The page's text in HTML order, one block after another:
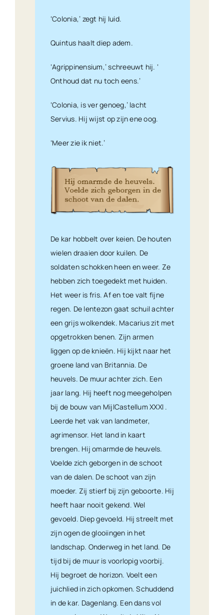
‘Colonia,’ zegt hij luid.
Quintus haalt diep adem.
‘Agrippinensium,’ schreeuwt hij. ‘
Onthoud dat nu toch eens.’
‘Colonia, is ver genoeg,’ lacht
Servius. Hij wijst op zijn ene oog.
‘Meer zie ik niet.’
De kar hobbelt over keien. De houten
wielen draaien door kuilen. De
soldaten schokken heen en weer. Ze
hebben zich toegedekt met huiden.
Het weer is fris. Af en toe valt fijne
regen. De lentezon gaat schuil achter
een grijs wolkendek. Macarius zit met
opgetrokken benen. Zijn armen
liggen op de knieën. Hij kijkt naar het
groene land van Britannia. De
heuvels. De muur achter zich. Een
jaar lang. Hij heeft nog meegeholpen
bij de bouw van MijlCastellum XXXI .
Leerde het vak van landmeter,
agrimensor. Het land in kaart
brengen. Hij omarmde de heuvels.
Voelde zich geborgen in de schoot
van de dalen. De schoot van zijn
moeder. Zij stierf bij zijn geboorte. Hij
heeft haar nooit gekend. Wel
gevoeld. Diep gevoeld. Hij streelt met
zijn ogen de glooiingen in het
landschap. Onderweg in het land. De
tijd bij de muur is voorlopig voorbij.
Hij begroet de horizon. Voelt een
juichlied in zich opkomen. Schuddend
in de kar. Dagenlang. Een dans vol